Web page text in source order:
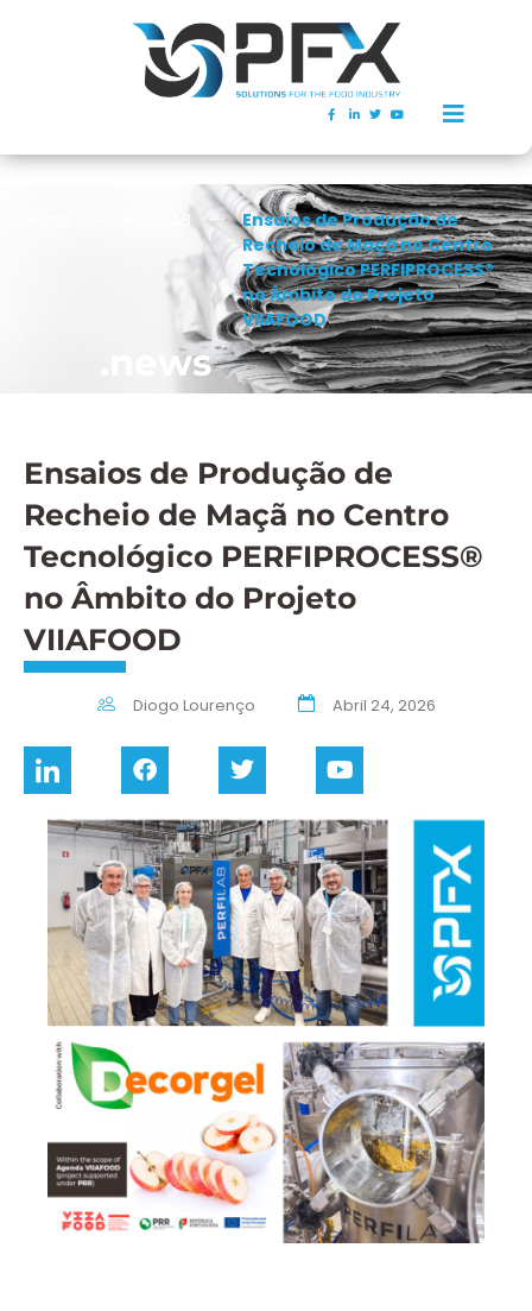
PERFILAB
Ensaios de Produção de
Recheio de Maçã no Centro
Tecnológico PERFIPROCESS®
no Âmbito do Projeto
VIIAFOOD
.news
Ensaios de Produção de
Recheio de Maçã no Centro
Tecnológico PERFIPROCESS®
no Âmbito do Projeto
VIIAFOOD
Diogo Lourenço Abril 24, 2026